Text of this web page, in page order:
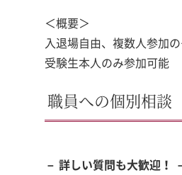
＜概要＞
入退場自由、複数人参加
受験生本人のみ参加可能
職員への個別相談
－ 詳しい質問も大歓迎！